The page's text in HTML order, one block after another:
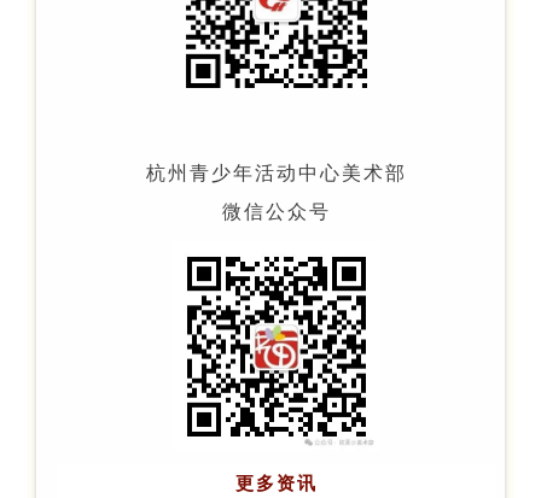
杭州 青少年活动 中 心美术部
微信公众号
更多资讯